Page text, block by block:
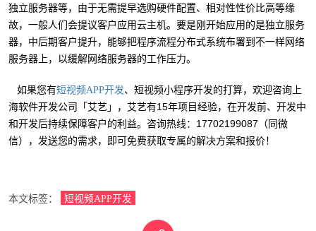
独立服务器等，由于无需提早选购硬件配置、相对性性价比高等缘
故，一般人们会提议客户应用云主机。要是刚开始应用的是独立服务
器，中后期客户提升，能够把程序流程分布式系统布署到不一样网络
服务器上，以缓解网络服务器的工作压力。
如果您有短视频APP开发、短视频小程序开发的打算，欢迎咨询上
海软件开发公司「艾艺」，艾艺有15年项目经验，在开发前、开发中
和开发后持续保障客户的利益。咨询热线：17702199087（同微
信），发送您的需求，即可免费获取专属的解决方案和报价！
本文标签： 短视频APP开发